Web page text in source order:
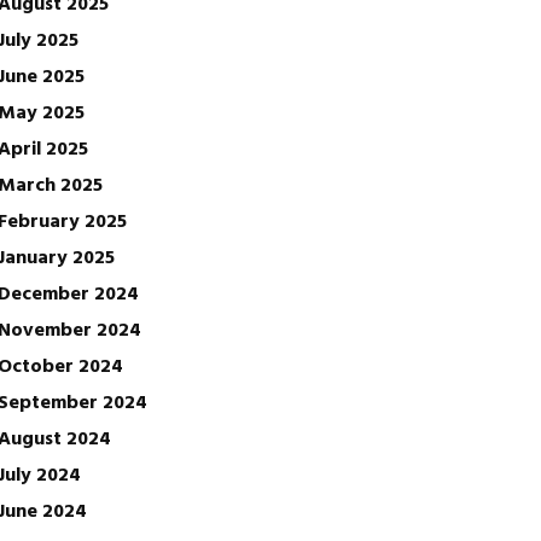
2025
2025
2025
2025
2025
2025
2025
2024
2024
2024
2024
2024
2024
2024